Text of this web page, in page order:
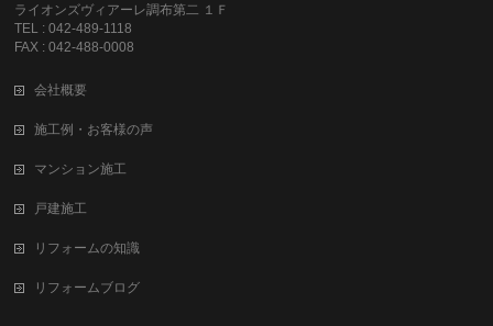
ライオンズヴィアーレ調布第二 １Ｆ
TEL : 042-489-1118
FAX : 042-488-0008
会社概要
施工例・お客様の声
マンション施工
戸建施工
リフォームの知識
リフォームブログ